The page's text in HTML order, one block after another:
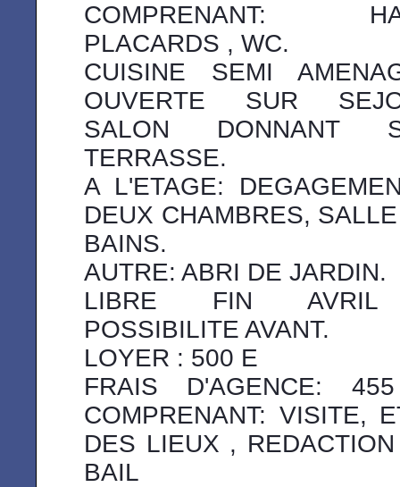
COMPRENANT:
PLACARDS , WC.
CUISINE SEMI
OUVERTE SUR
SALON DONNANT
TERRASSE.
A L'ETAGE:
DEUX CHAMBRES,
BAINS.
AUTRE: ABRI DE JARDIN.
LIBRE FIN
POSSIBILITE AVANT.
LOYER : 500 E
FRAIS D'AGENCE:
COMPRENANT: VISITE,
DES LIEUX ,
BAIL